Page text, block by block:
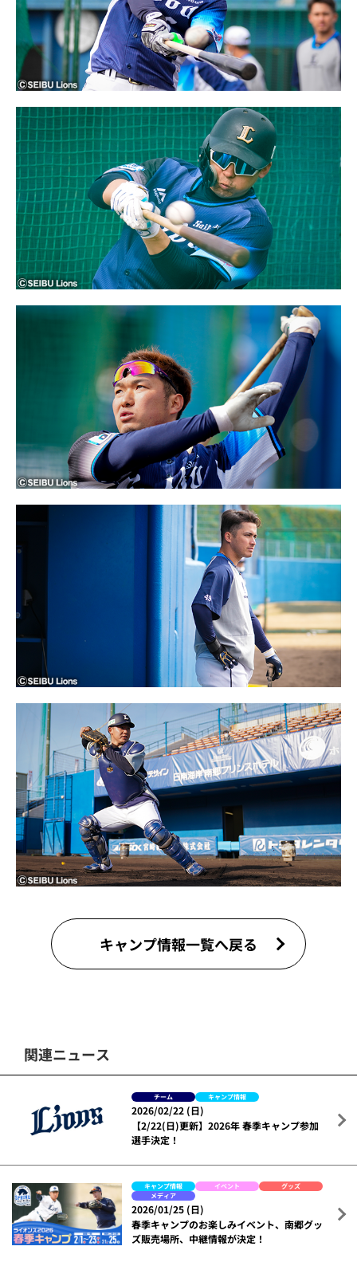
キャンプ情報一覧へ戻る
関連ニュース
チーム キャンプ情報
2026/02/22 (日)
【2/22(日)更新】2026年 春季キャンプ参加
選手決定！
キャンプ情報 イベント
グッズ
メディア
2026/01/25 (日)
春季キャンプのお楽しみイベント、南郷グッ
ズ販売場所、中継情報が決定！